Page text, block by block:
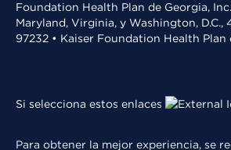
Foundation Health Plan de Georgia,
Maryland, Virginia, y Washington,
97232 • Kaiser Foundation Health
Si selecciona estos enlaces
Para obtener la mejor experiencia, se